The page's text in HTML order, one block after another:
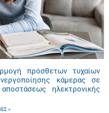
πρόσθετων τυχαίων
κάμερας σε
ηλεκτρονικής